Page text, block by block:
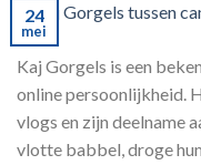
24
mei
Kaj Gorgels is een
online persoonlijkheid.
vlogs en zijn deelname
vlotte babbel, droge